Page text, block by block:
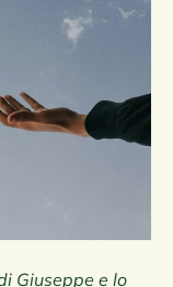
Giuseppe e lo